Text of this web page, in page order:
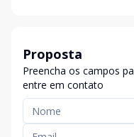
Proposta
Preencha os campos
entre em contato